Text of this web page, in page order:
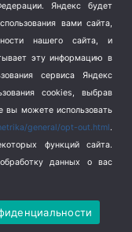
Яндекс будет
вами сайта,
нашего сайта, и
эту информацию в
сервиса Яндекс
cookies, выбрав
вы можете использовать
general/opt-out.html.
функций сайта.
данных о вас